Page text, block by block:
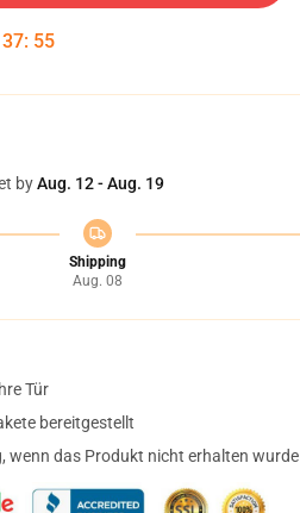
37: 54
byAug. 12 - Aug. 19
Shipping
Aug. 08
Tür
bereitgestellt
wenn das Produkt nicht erhalten wurde